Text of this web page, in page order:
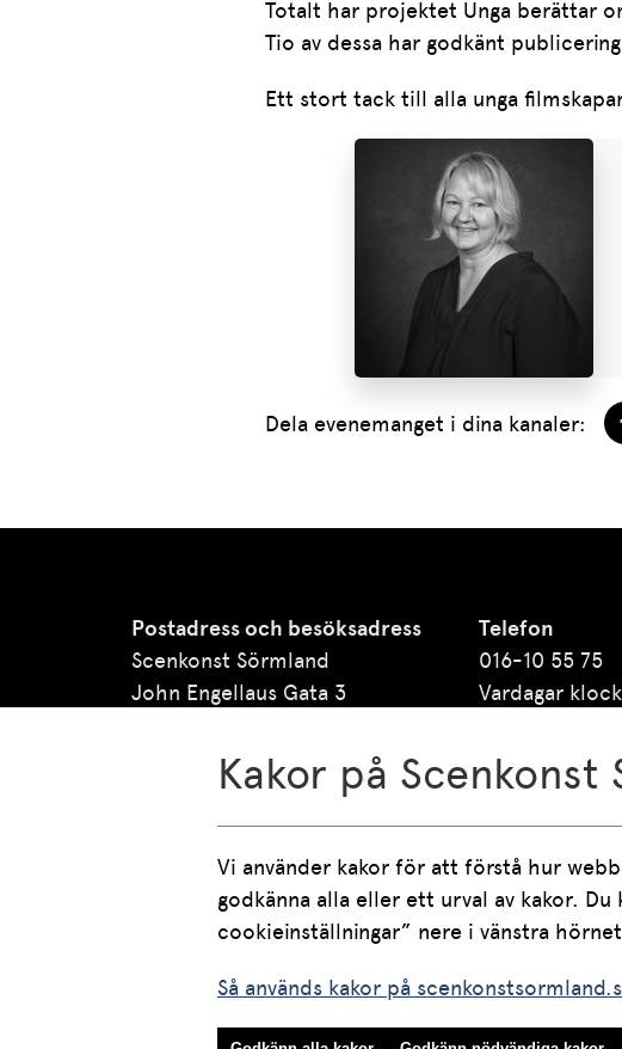
Totalt har projektet Unga berättar
Tio av dessa har godkänt
Ett stort tack till alla unga
Dela evenemanget i dina kanaler:
Postadress och besöksadress
Scenkonst Sörmland
John Engellaus Gata 3
Inställningar kakor
Telefon
016-10 55 75
Vardagar
och 13.00
Kakor på Scenkonst
Vi använder kakor för att förstå hur
godkänna alla eller ett urval av kakor.
Så används kakor på